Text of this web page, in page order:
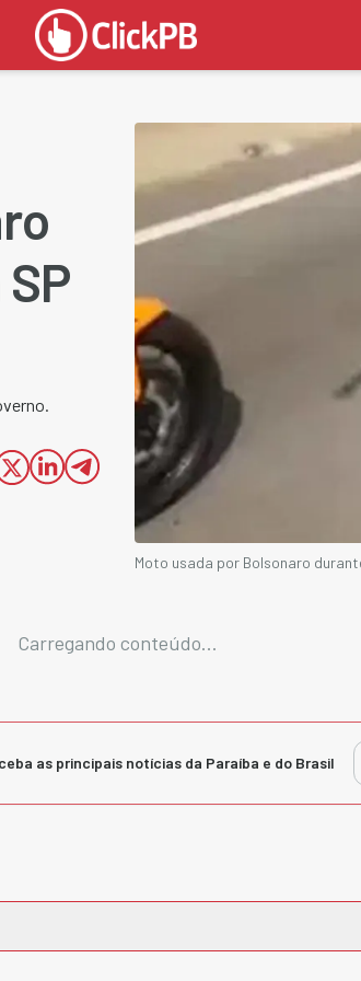
Moto usada por Bolsonaro
Carregando conteúdo...
as principais notícias da Paraíba e do Brasil